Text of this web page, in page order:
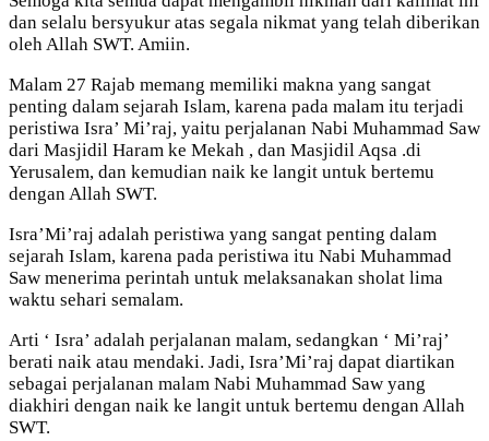
dan selalu bersyukur atas segala nikmat yang telah diberikan
oleh Allah SWT. Amiin.
Malam 27 Rajab memang memiliki makna yang sangat
penting dalam sejarah Islam, karena pada malam itu terjadi
peristiwa Isra’ Mi’raj, yaitu perjalanan Nabi Muhammad Saw
dari Masjidil Haram ke Mekah , dan Masjidil Aqsa .di
Yerusalem, dan kemudian naik ke langit untuk bertemu
dengan Allah SWT.
Isra’Mi’raj adalah peristiwa yang sangat penting dalam
sejarah Islam, karena pada peristiwa itu Nabi Muhammad
Saw menerima perintah untuk melaksanakan sholat lima
waktu sehari semalam.
Arti ‘ Isra’ adalah perjalanan malam, sedangkan ‘ Mi’raj’
berati naik atau mendaki. Jadi, Isra’Mi’raj dapat diartikan
sebagai perjalanan malam Nabi Muhammad Saw yang
diakhiri dengan naik ke langit untuk bertemu dengan Allah
SWT.